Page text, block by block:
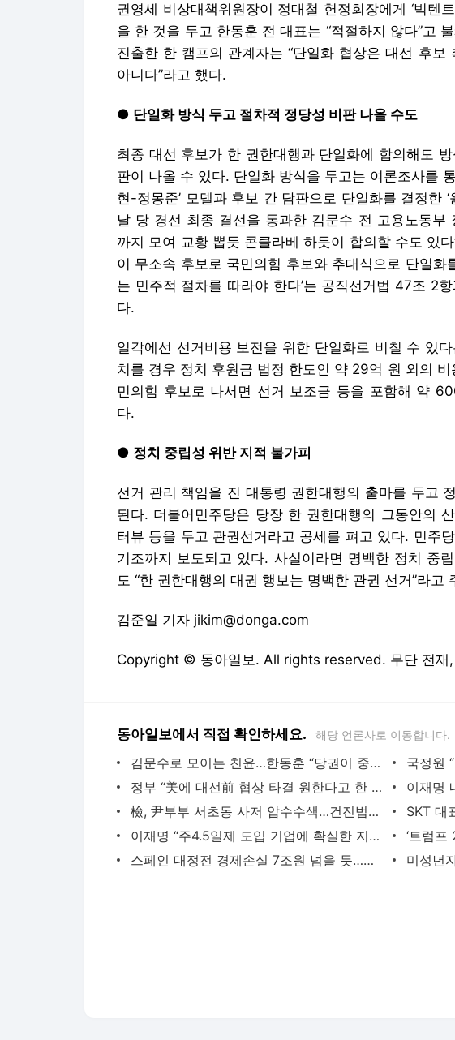
권영세 비상대책위원장이 정대철 헌정회장에게 ‘빅텐
을 한 것을 두고 한동훈 전 대표는 “적절하지 않다”고
진출한 한 캠프의 관계자는 “단일화 협상은 대선 후보
아니다”라고 했다.
● 단일화 방식 두고 절차적 정당성 비판 나올 수도
최종 대선 후보가 한 권한대행과 단일화에 합의해도
판이 나올 수 있다. 단일화 방식을 두고는 여론조사를
현-정몽준’ 모델과 후보 간 담판으로 단일화를 결정한
날 당 경선 최종 결선을 통과한 김문수 전 고용노동부
까지 모여 교황 뽑듯 콘클라베 하듯이 합의할 수도 있
이 무소속 후보로 국민의힘 후보와 추대식으로 단일화
는 민주적 절차를 따라야 한다’는 공직선거법 47조 2
다.
일각에선 선거비용 보전을 위한 단일화로 비칠 수 있
치를 경우 정치 후원금 법정 한도인 약 29억 원 외의
민의힘 후보로 나서면 선거 보조금 등을 포함해 약
다.
● 정치 중립성 위반 지적 불가피
선거 관리 책임을 진 대통령 권한대행의 출마를 두고
된다. 더불어민주당은 당장 한 권한대행의 그동안의
터뷰 등을 두고 관권선거라고 공세를 펴고 있다. 민주
기조까지 보도되고 있다. 사실이라면 명백한 정치 중
도 “한 권한대행의 대권 행보는 명백한 관권 선거”라고
김준일 기자 jikim@donga.com
Copyright © 동아일보. All rights reserved. 무단 전재,
동아일보에서 직접 확인하세요. 해당 언론사로 이동합니다.
김문수로 모이는 친윤…한동훈 “당권이 중요한 사람들 있어”
정부 “美에 대선前 협상 타결 원한다고 한 적 없다”
檢, 尹부부 서초동 사저 압수수색…건진법사 ‘선물’ 찾을까
이재명 “주4.5일제 도입 기업에 확실한 지원…장기적 주4일제”
스페인 대정전 경제손실 7조원 넘을 듯…원인은 안갯속